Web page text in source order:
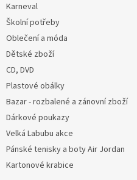
Karneval
Školní potřeby
Oblečení a móda
Dětské zboží
CD, DVD
Plastové obálky
Bazar - rozbalené a zánovní zboží
Dárkové poukazy
Velká Labubu akce
Pánské tenisky a boty Air Jordan
Kartonové krabice